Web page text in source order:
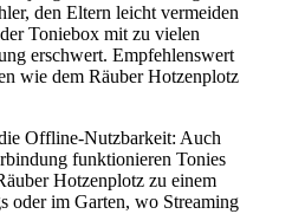
den Eltern leicht vermeiden
Toniebox mit zu vielen
erschwert. Empfehlenswert
wie dem Räuber Hotzenplotz
Offline-Nutzbarkeit: Auch
funktionieren Tonies
Hotzenplotz zu einem
oder im Garten, wo Streaming